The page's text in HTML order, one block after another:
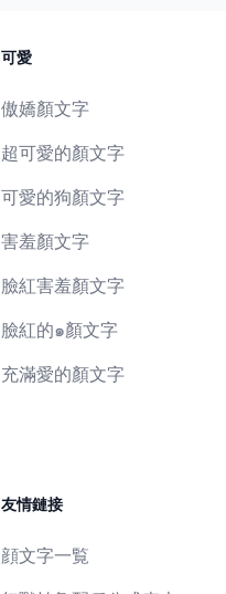
可愛
傲嬌顏文字
超可愛的顏文字
可愛的狗顏文字
害羞顏文字
臉紅害羞顏文字
臉紅的๑顏文字
充滿愛的顏文字
友情鏈接
顔文字一覧